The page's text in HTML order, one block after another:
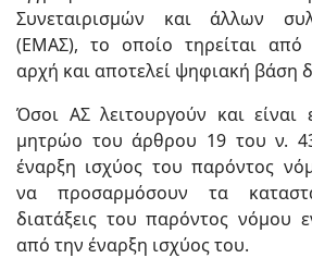
Συνεταιρισμών και άλλων
(ΕΜΑΣ), το οποίο τηρείται από
αρχή και αποτελεί ψηφιακή βάση
Όσοι ΑΣ λειτουργούν και είναι
μητρώο του άρθρου 19 του ν.
έναρξη ισχύος του παρόντος
να προσαρμόσουν τα
διατάξεις του παρόντος νόμου
από την έναρξη ισχύος του.